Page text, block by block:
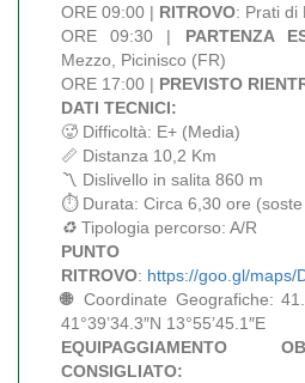
ORE 09:00 | RITROVO: Prati di
ORE 09:30 | PARTENZA
Mezzo, Picinisco (FR)
ORE 17:00 | PREVISTO
DATI TECNICI:
🥵 Difficoltà: E+ (Media)
📏 Distanza 10,2 Km
〽️ Dislivello in salita 860 m
⏱ Durata: Circa 6,30 ore
♻️ Tipologia percorso: A/R
PUNTO
RITROVO: https://goo.gl/maps/
🌐 Coordinate Geografiche:
41°39’34.3″N 13°55’45.1″E
EQUIPAGGIAMENTO
CONSIGLIATO: